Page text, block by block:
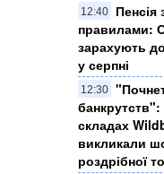
12:40
Пенсія
правилами:
зарахують
у серпні
12:30
складах
викликали
роздрібної